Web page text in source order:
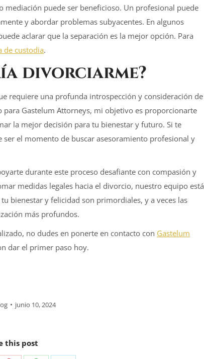
mediación puede ser beneficioso. Un profesional puede
y abordar problemas subyacentes. En algunos
aclarar que la separación es la mejor opción. Para
de custodia.
divorciarme?
requiere una profunda introspección y consideración de
Gastelum Attorneys, mi objetivo es proporcionarte
la mejor decisión para tu bienestar y futuro. Si te
el momento de buscar asesoramiento profesional y
durante este proceso desafiante con compasión y
medidas legales hacia el divorcio, nuestro equipo está
bienestar y felicidad son primordiales, y a veces las
más profundos.
no dudes en ponerte en contacto con Gastelum
dar el primer paso hoy.
junio 10, 2024
this post